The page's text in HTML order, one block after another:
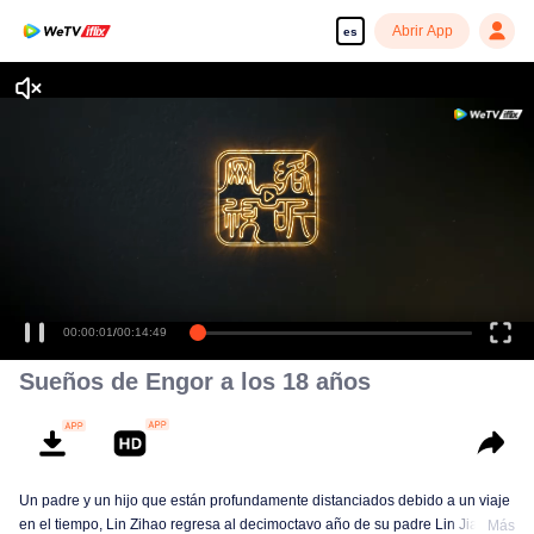
es Abrir App
Sueños de Engor a los 18 años
Un padre y un hijo que están profundamente distanciados debido a un viaje
en el tiempo, Lin Zihao regresa al decimoctavo año de su padre Lin Jiaxu,Más